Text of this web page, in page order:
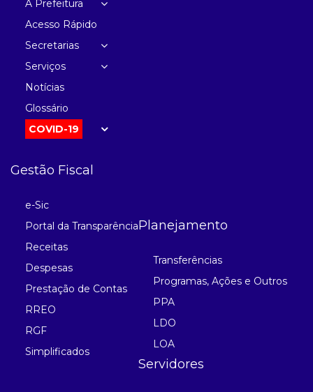
A Prefeitura
Acesso Rápido
Secretarias
Serviços
Notícias
Glossário
COVID-19
Gestão Fiscal
e-Sic
Portal da Transparência
Receitas
Despesas
Prestação de Contas
RREO
RGF
Simplificados
Planejamento
Transferências
Programas, Ações e Outros
PPA
LDO
LOA
Servidores